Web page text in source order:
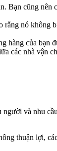
cũng
nó không
của bạn
các nhà vận
và nhu
thuận lợi,